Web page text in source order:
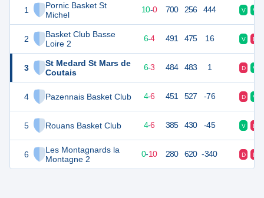
1
Pornic Basket St
Michel
2
Basket Club Basse
Loire 2
3
St Medard St Mars de
Coutais
4 Pazennais Basket Club
5 Rouans Basket Club
6
Les Montagnards la
Montagne 2
20 10-0 700 256 444 V V
16 6-4 491 475 16 V D
15 10 6-3 484 483 1 D V
14 10 4-6 451 527 -76 D V
14 4-6 385 430 -45 V D
10 0-10 280 620 -340 D D